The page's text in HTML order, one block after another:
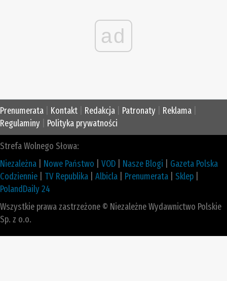
ad
Prenumerata Kontakt Redakcja Patronaty Reklama
Regulaminy
Polityka prywatności
Strefa Wolnego Słowa:
Niezależna
Nowe Państwo VOD Nasze Blogi
Gazeta Polska
Codziennie
TV Republika Albicla Prenumerata Sklep
PolandDaily 24
Wszystkie prawa zastrzeżone © Niezależne Wydawnictwo Polskie
Sp. z o.o.